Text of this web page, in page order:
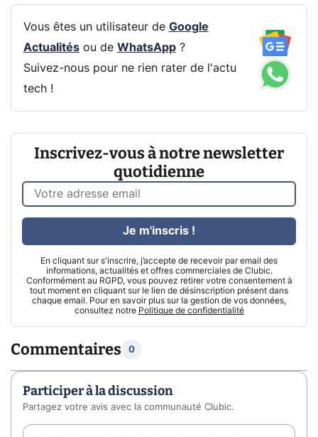
Vous êtes un utilisateur de Google
Actualitésou de WhatsApp?
Suivez-nous pour ne rien rater de l'actu
tech !
Inscrivez-vous à notre newsletter
quotidienne
En cliquant sur s'inscrire, j’accepte de recevoir par email des
informations, actualités et offres commerciales de Clubic.
Conformément au RGPD, vous pouvez retirer votre consentement à
tout moment en cliquant sur le lien de désinscription présent dans
chaque email. Pour en savoir plus sur la gestion de vos données,
consultez notre Politique de confidentialité
Je m'inscris !
Commentaires 0
Participer à la discussion
Partagez votre avis avec la communauté Clubic.